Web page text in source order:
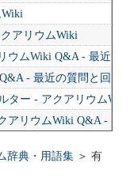
クアリウムWiki
ウムWiki Q&A - 最近の
- 最近の質問と回答
ター - アクアリウム
アリウムWiki Q&A - 最
いますか？ - アクアリ
辞典・用語集 ＞ 有